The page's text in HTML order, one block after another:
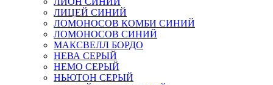
ЛИЦЕЙ СИНИЙ
ЛОМОНОСОВ КОМБИ СИНИЙ
ЛОМОНОСОВ СИНИЙ
МАКСВЕЛЛ БОРДО
НЕВА СЕРЫЙ
НЕМО СЕРЫЙ
НЬЮТОН СЕРЫЙ